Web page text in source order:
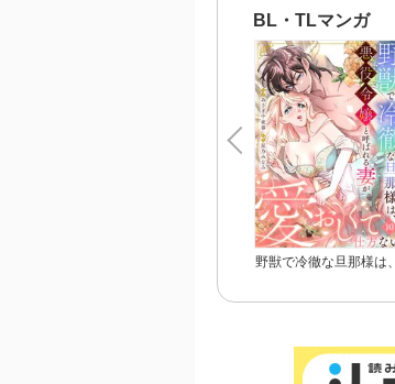
グなので、落ちこぼれを
婿にします～
BL・TLマンガ
野獣で冷徹な旦那様は、